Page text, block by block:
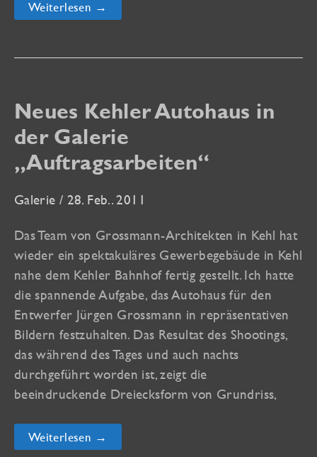
Gewinner
des
of
Weiterlesen →
Neues Kehler Autohaus in
der Galerie
„Auftragsarbeiten“
Galerie / 28. Feb.. 2011
Das Team von Grossmann-Architekten in Kehl hat
wieder ein spektakuläres Gewerbegebäude in Kehl
nahe dem Kehler Bahnhof fertig gestellt. Ich hatte
die spannende Aufgabe, das Autohaus für den
Entwerfer Jürgen Grossmann in repräsentativen
Bildern festzuhalten. Das Resultat des Shootings,
das während des Tages und auch nachts
durchgeführt worden ist, zeigt die
beeindruckende Dreiecksform von Grundriss,
Neues
Kehler
Weiterlesen →